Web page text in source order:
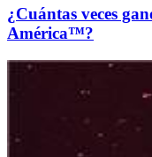
¿Cuántas veces
América™?